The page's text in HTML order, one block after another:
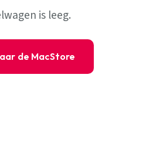
is leeg.
de MacStore